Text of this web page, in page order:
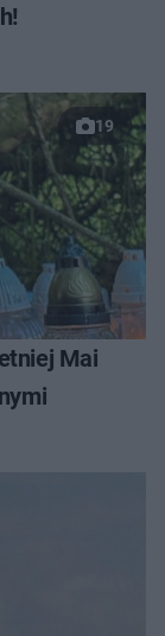
19
Mai